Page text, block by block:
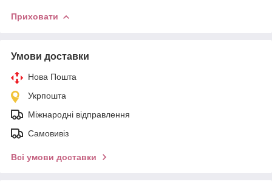
Приховати
Умови доставки
Нова Пошта
Укрпошта
Міжнародні відправлення
Самовивіз
Всі умови доставки